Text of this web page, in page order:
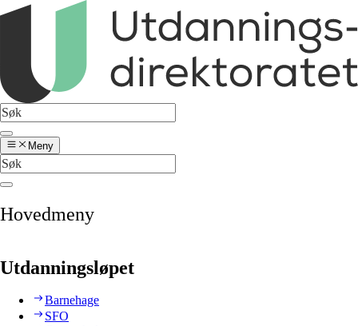
Meny
Hovedmeny
Utdanningsløpet
Barnehage
SFO